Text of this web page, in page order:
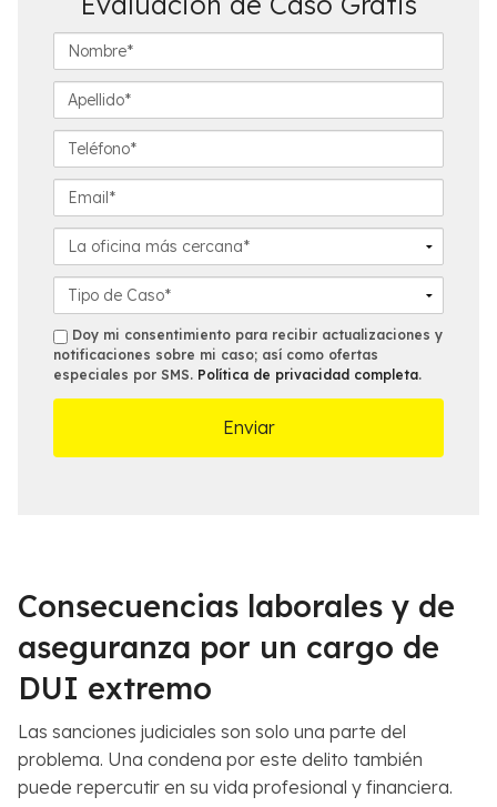
o
m
r
*
p
e
l
d
*
e
l
f
n
*
m
a
l
a
o
i
c
i
n
a
a
*
e
t
a
l
l
s
o
s
m
s
Doy mi consentimiento para recibir actualizaciones y
notificaciones sobre mi caso; así como ofertas
especiales por SMS. Política de privacidad completa.
Consecuencias laborales y de
aseguranza por un cargo de
DUI extremo
Las sanciones judiciales son solo una parte del
problema. Una condena por este delito también
puede repercutir en su vida profesional y financiera.